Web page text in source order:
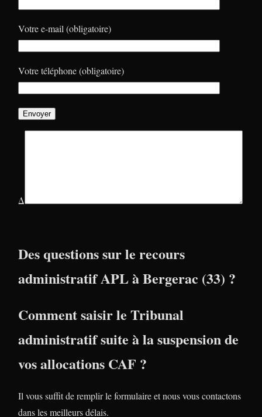
Votre e-mail (obligatoire)
Votre téléphone (obligatoire)
Δ
Des questions sur le recours
administratif APL à Bergerac (33) ?
Comment saisir le Tribunal
administratif suite à la suspension de
vos allocations CAF ?
Il vous suffit de remplir le formulaire et nous vous contactons
dans les meilleurs délais.